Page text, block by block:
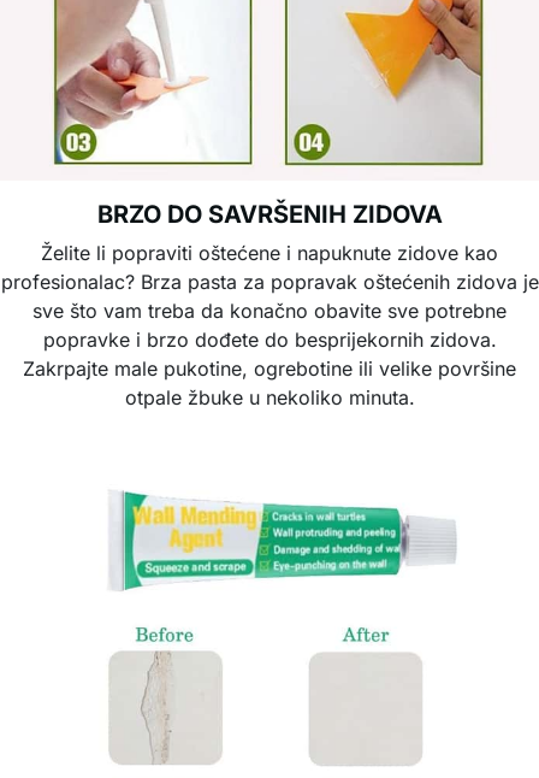
BRZO DO SAVRŠENIH ZIDOVA
Želite li popraviti oštećene i napuknute zidove kao
profesionalac? Brza pasta za popravak oštećenih zidova je
sve što vam treba da konačno obavite sve potrebne
popravke i brzo dođete do besprijekornih zidova.
Zakrpajte male pukotine, ogrebotine ili velike površine
otpale žbuke u nekoliko minuta.